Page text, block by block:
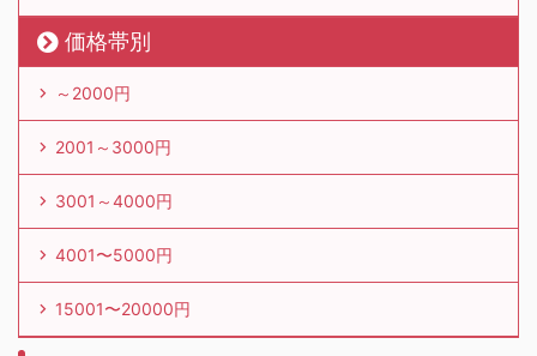
価格帯別
～2000円
2001～3000円
3001～4000円
4001〜5000円
15001〜20000円